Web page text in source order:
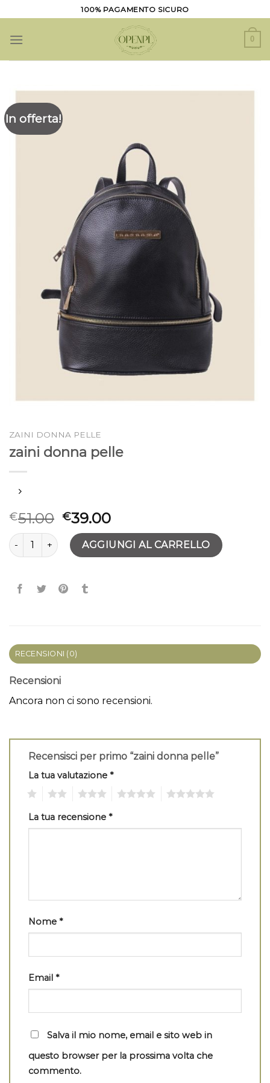
ai
contenuti
100% PAGAMENTO SICURO
0
In offerta!
ZAINI DONNA PELLE
zaini donna pelle
€51.00 €39.00
zaini donna pelle quantitàAGGIUNGI AL CARRELLO
RECENSIONI (0)
Recensioni
Ancora non ci sono recensioni.
Recensisci per primo “zaini donna pelle”
La tua valutazione *
La tua recensione *
Nome *
Email *
Salva il mio nome, email e sito web in
questo browser per la prossima volta che
commento.